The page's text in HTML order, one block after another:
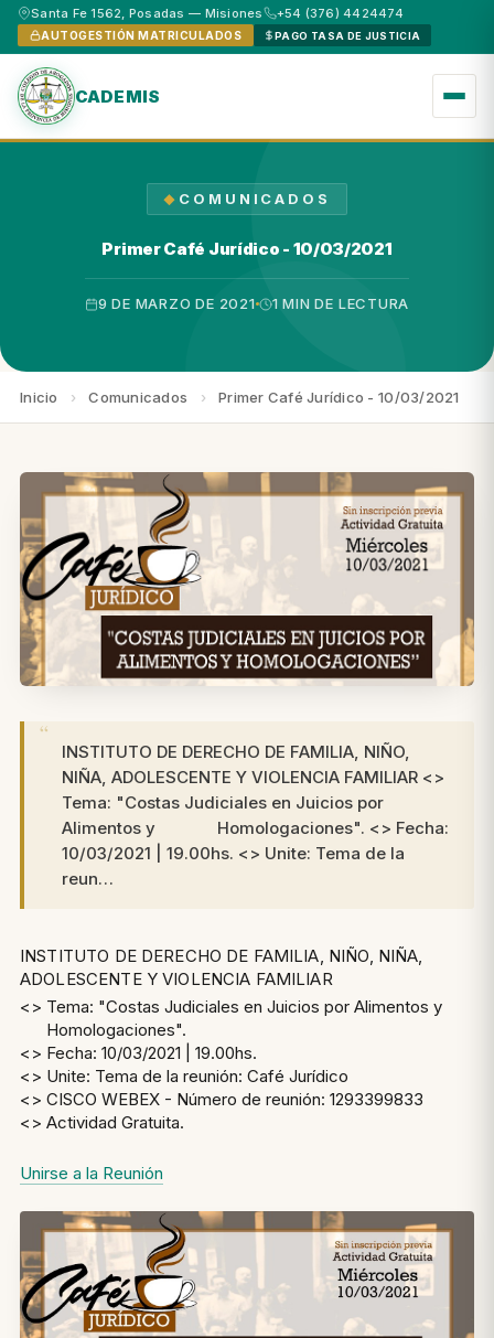
Santa Fe 1562, Posadas — Misiones +54 (376) 4424474
AUTOGESTIÓN MATRICULADOS PAGO TASA DE JUSTICIA
CADEMIS
COMUNICADOS
Primer Café Jurídico - 10/03/2021
9 DE MARZO DE 2021 1 MIN DE LECTURA
Inicio › Comunicados › Primer Café Jurídico - 10/03/2021
INSTITUTO DE DERECHO DE FAMILIA, NIÑO,
NIÑA, ADOLESCENTE Y VIOLENCIA FAMILIAR <>
Tema: "Costas Judiciales en Juicios por
Alimentos y Homologaciones". <> Fecha:
10/03/2021 | 19.00hs. <> Unite: Tema de la
reun…
INSTITUTO DE DERECHO DE FAMILIA, NIÑO, NIÑA,
ADOLESCENTE Y VIOLENCIA FAMILIAR
<> Tema: "Costas Judiciales en Juicios por Alimentos y
Homologaciones".
<> Fecha: 10/03/2021 | 19.00hs.
<> Unite: Tema de la reunión: Café Jurídico
<> CISCO WEBEX - Número de reunión: 1293399833
<> Actividad Gratuita.
Unirse a la Reunión